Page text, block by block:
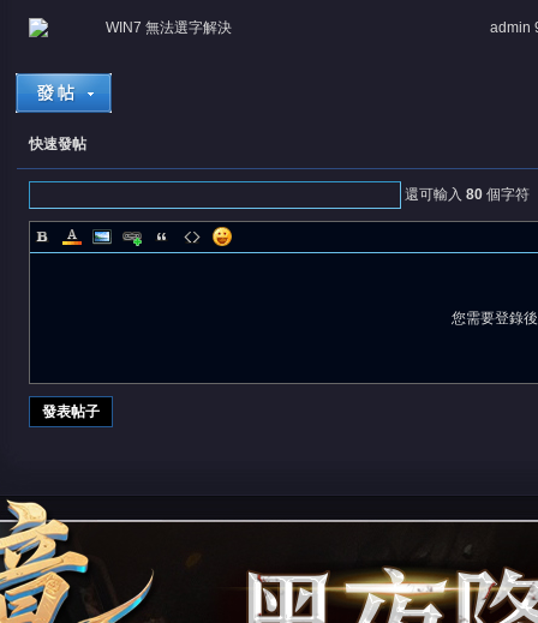
WIN7 無法選字解決 admin
快速發帖
還可輸入 80個字符
您需要登錄
發表帖子